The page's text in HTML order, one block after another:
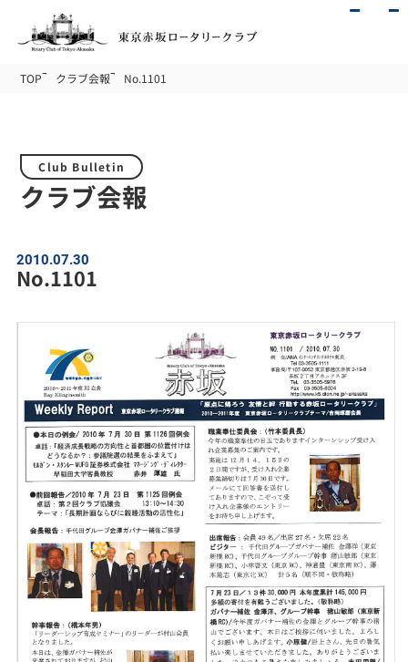
TOP クラブ会報 No.1101
Club Bulletin
クラブ会報
2010.07.30
No.1101